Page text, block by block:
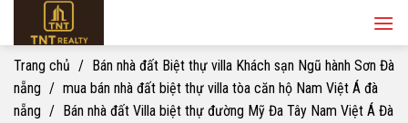
content
Trang chủ / Bán nhà đất Biệt thự villa Khách sạn Ngũ hành Sơn Đà
nẵng / mua bán nhà đất biệt thự villa tòa căn hộ Nam Việt Á đà
nẵng / Bán nhà đất Villa biệt thự đường Mỹ Đa Tây Nam Việt Á Đà